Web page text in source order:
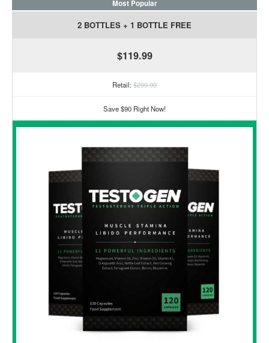
Most Popular
2 BOTTLES + 1 BOTTLE FREE
$119.99
Retail:$209.99
Save $90 Right Now!